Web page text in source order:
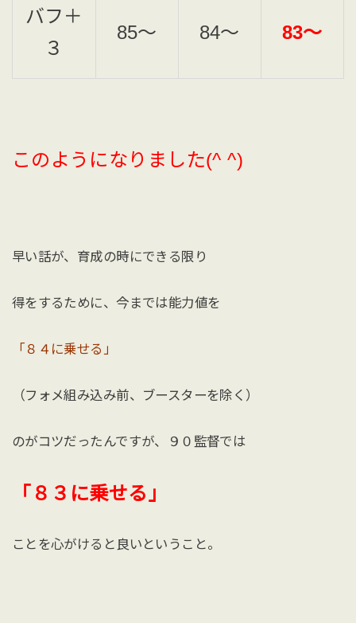
バフ＋
３
85〜 84〜 83〜
このようになりました(^ ^)
早い話が、育成の時にできる限り
得をするために、今までは能力値を
「８４に乗せる」
（フォメ組み込み前、ブースターを除く）
のがコツだったんですが、９０監督では
「８３に乗せる」
ことを心がけると良いということ。